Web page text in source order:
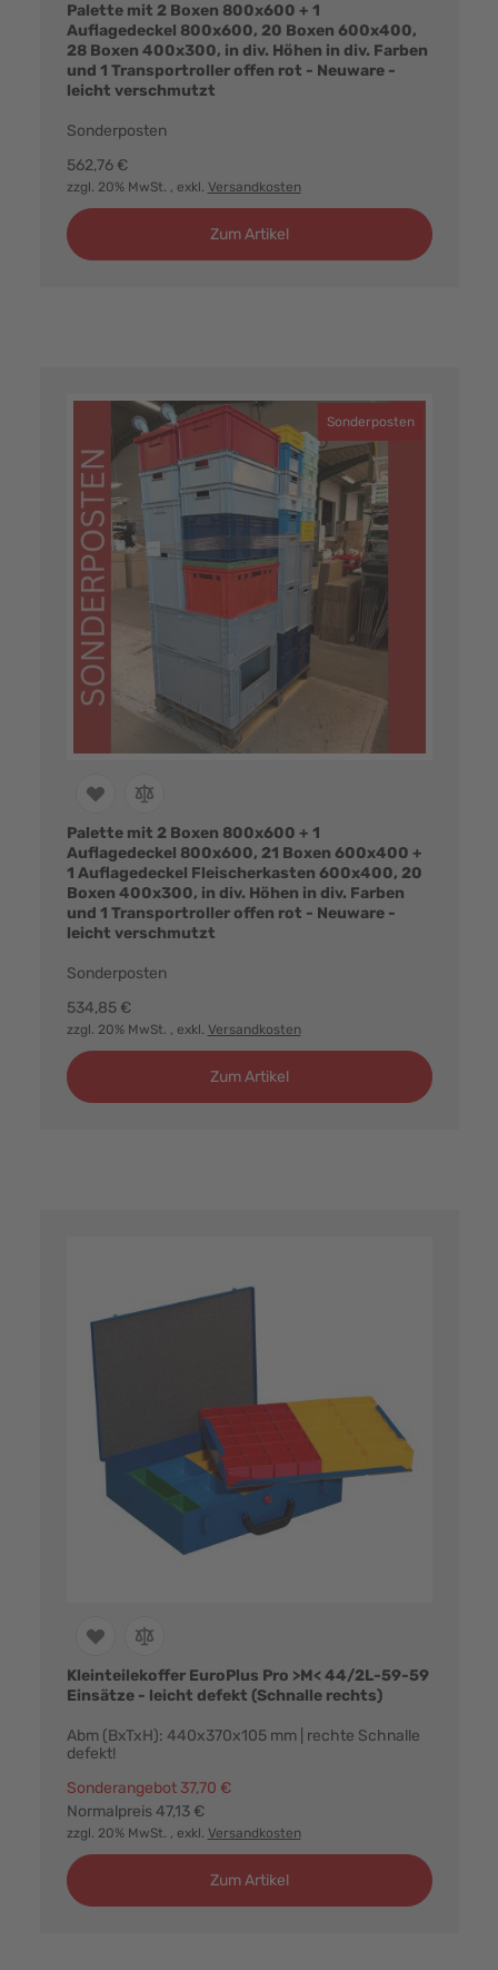
Palette mit 2 Boxen 800x600 + 1
Auflagedeckel 800x600, 20 Boxen 600x400,
28 Boxen 400x300, in div. Höhen in div. Farben
und 1 Transportroller offen rot - Neuware -
leicht verschmutzt
Sonderposten
562,76 €
zzgl. 20% MwSt. , exkl. Versandkosten
Zum Artikel
Sonderposten
Palette mit 2 Boxen 800x600 + 1
Auflagedeckel 800x600, 21 Boxen 600x400 +
1 Auflagedeckel Fleischerkasten 600x400, 20
Boxen 400x300, in div. Höhen in div. Farben
und 1 Transportroller offen rot - Neuware -
leicht verschmutzt
Sonderposten
534,85 €
zzgl. 20% MwSt. , exkl. Versandkosten
Zum Artikel
Kleinteilekoffer EuroPlus Pro >M< 44/2L-59-59
Einsätze - leicht defekt (Schnalle rechts)
Abm (BxTxH): 440x370x105 mm | rechte Schnalle
defekt!
Sonderangebot 37,70 €
Normalpreis 47,13 €
zzgl. 20% MwSt. , exkl. Versandkosten
Zum Artikel